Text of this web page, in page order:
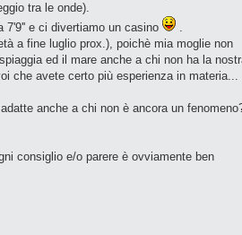
tra le onde).
7'9'' e ci divertiamo un casino
.
a fine luglio prox.), poichè mia moglie non
ed il mare anche a chi non ha la
che avete certo più esperienza in materia...
anche a chi non è ancora un
consiglio e/o parere è ovviamente ben